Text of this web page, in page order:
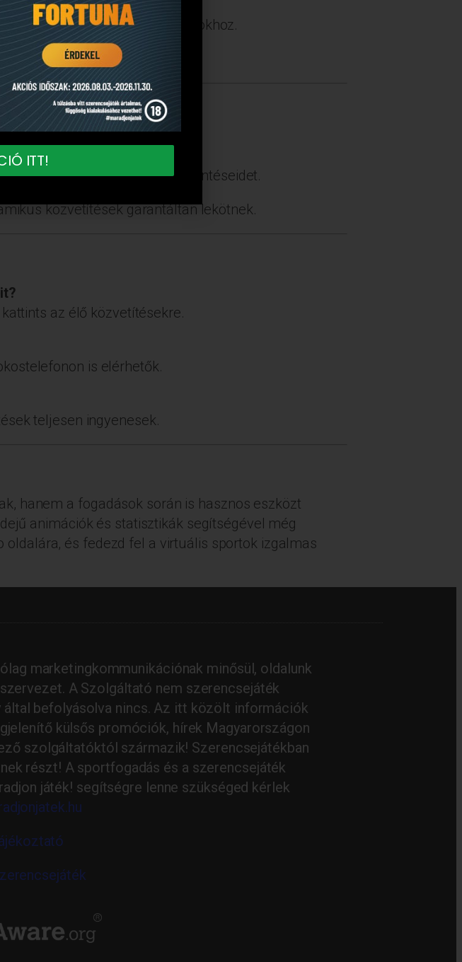
ideálisak az élő fogadásokhoz.
játékosokat.
mérkőzéseken lennél.
optimalizálhatod fogadási döntéseidet.
közvetítések garantáltan lekötnek.
az élő közvetítésekre.
is elérhetők.
teljesen ingyenesek.
hanem a fogadások során is hasznos eszközt
animációk és statisztikák segítségével még
és fedezd fel a virtuális sportok izgalmas
marketingkommunikációnak minősül, oldalunk
A Szolgáltató nem szerencsejáték
befolyásolva nincs. Az itt közölt információk
külsős promóciók, hírek Magyarországon
szolgáltatóktól származik! Szerencsejátékban
részt! A sportfogadás és a szerencsejáték
játék! segítségre lenne szükséged kérlek
ITT!